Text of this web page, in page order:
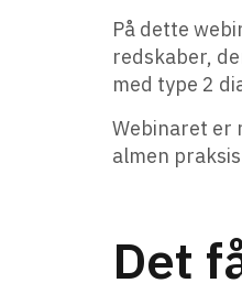
På dette
redskaber,
med type 2
Webinaret er
almen
Det